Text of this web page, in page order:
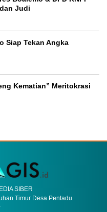
Judi
Siap Tekan Angka
Kematian” Meritokrasi
SIBER
Timur Desa Pentadu